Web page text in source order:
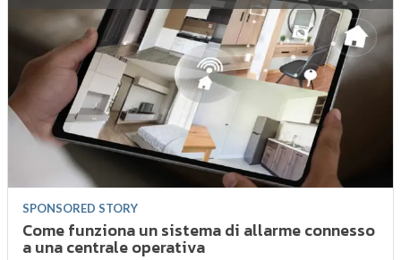
SPONSORED STORY
Come funziona un sistema di allarme connesso
a una centrale operativa